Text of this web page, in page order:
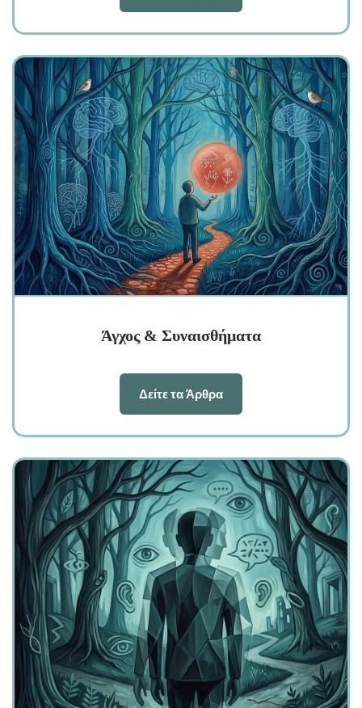
Άγχος & Συναισθήματα
Δείτε τα Άρθρα